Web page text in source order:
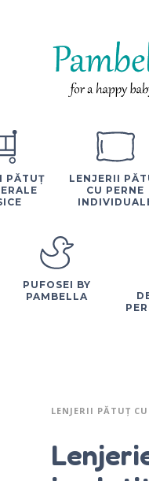
PĂTUȚ
LENJERII
CU PERNE
PUFOSEI BY
PAMBELLA
LENJERII PĂTUȚ